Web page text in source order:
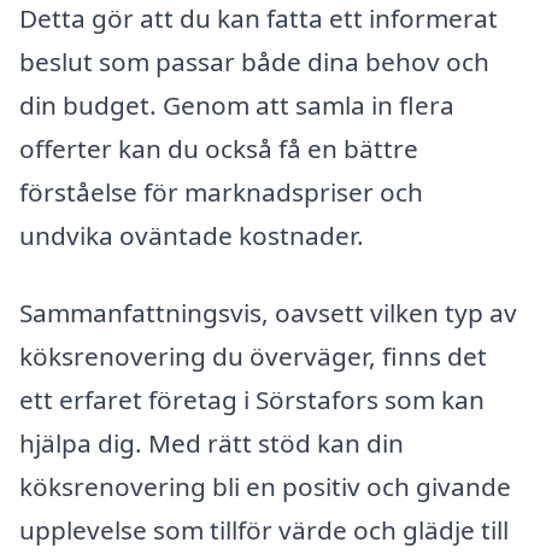
Detta gör att du kan fatta ett informerat
beslut som passar både dina behov och
din budget. Genom att samla in flera
offerter kan du också få en bättre
förståelse för marknadspriser och
undvika oväntade kostnader.
Sammanfattningsvis, oavsett vilken typ av
köksrenovering du överväger, finns det
ett erfaret företag i Sörstafors som kan
hjälpa dig. Med rätt stöd kan din
köksrenovering bli en positiv och givande
upplevelse som tillför värde och glädje till